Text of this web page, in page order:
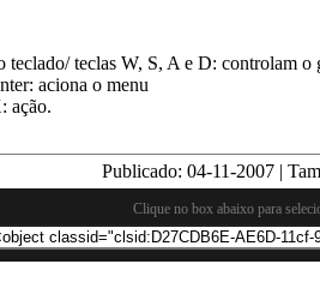
teclado/ teclas W, S, A e D: controlam o
aciona o menu
ação.
Publicado: 04-11-2007|
Clique no box abaixo para